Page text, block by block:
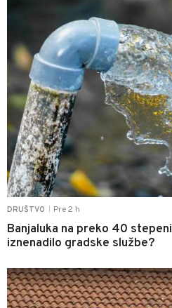
DRUŠTVO Pre 2 h
Banjaluka na preko 40
iznenadilo gradske službe?